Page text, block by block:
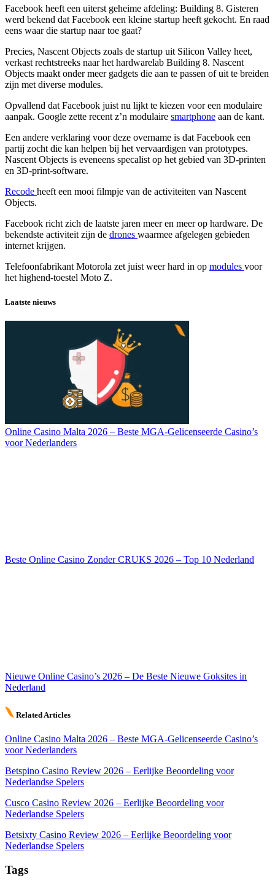
Facebook heeft een uiterst geheime afdeling: Building 8. Gisteren
werd bekend dat Facebook een kleine startup heeft gekocht. En raad
eens waar die startup naar toe gaat?
Precies, Nascent Objects zoals de startup uit Silicon Valley heet,
verkast rechtstreeks naar het hardwarelab Building 8. Nascent
Objects maakt onder meer gadgets die aan te passen of uit te breiden
zijn met diverse modules.
Opvallend dat Facebook juist nu lijkt te kiezen voor een modulaire
aanpak. Google zette recent z’n modulaire smartphone aan de kant.
Een andere verklaring voor deze overname is dat Facebook een
partij zocht die kan helpen bij het vervaardigen van prototypes.
Nascent Objects is eveneens specalist op het gebied van 3D-printen
en 3D-print-software.
Recode heeft een mooi filmpje van de activiteiten van Nascent
Objects.
Facebook richt zich de laatste jaren meer en meer op hardware. De
bekendste activiteit zijn de drones waarmee afgelegen gebieden
internet krijgen.
Telefoonfabrikant Motorola zet juist weer hard in op modules voor
het highend-toestel Moto Z.
Laatste nieuws
Online Casino Malta 2026 – Beste MGA-Gelicenseerde Casino’s
voor Nederlanders
Beste Online Casino Zonder CRUKS 2026 – Top 10 Nederland
Nieuwe Online Casino’s 2026 – De Beste Nieuwe Goksites in
Nederland
Related Articles
Online Casino Malta 2026 – Beste MGA-Gelicenseerde Casino’s
voor Nederlanders
Betspino Casino Review 2026 – Eerlijke Beoordeling voor
Nederlandse Spelers
Cusco Casino Review 2026 – Eerlijke Beoordeling voor
Nederlandse Spelers
Betsixty Casino Review 2026 – Eerlijke Beoordeling voor
Nederlandse Spelers
Tags